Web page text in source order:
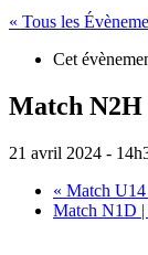
« Tous les
Cet
Match N2H
21 avril 2024 -
« Match
Match N1D